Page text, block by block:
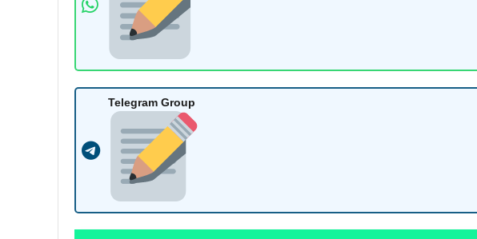
Telegram Group